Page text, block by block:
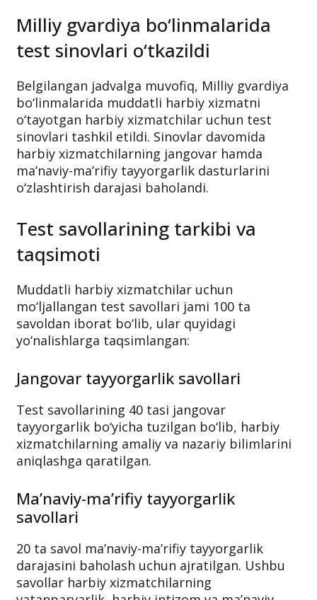
Milliy gvardiya bo‘linmalarida
test sinovlari o‘tkazildi
Belgilangan jadvalga muvofiq, Milliy gvardiya
bo‘linmalarida muddatli harbiy xizmatni
o‘tayotgan harbiy xizmatchilar uchun test
sinovlari tashkil etildi. Sinovlar davomida
harbiy xizmatchilarning jangovar hamda
ma’naviy-ma’rifiy tayyorgarlik dasturlarini
o‘zlashtirish darajasi baholandi.
Test savollarining tarkibi va
taqsimoti
Muddatli harbiy xizmatchilar uchun
mo‘ljallangan test savollari jami 100 ta
savoldan iborat bo‘lib, ular quyidagi
yo‘nalishlarga taqsimlangan:
Jangovar tayyorgarlik savollari
Test savollarining 40 tasi jangovar
tayyorgarlik bo‘yicha tuzilgan bo‘lib, harbiy
xizmatchilarning amaliy va nazariy bilimlarini
aniqlashga qaratilgan.
Ma’naviy-ma’rifiy tayyorgarlik
savollari
20 ta savol ma’naviy-ma’rifiy tayyorgarlik
darajasini baholash uchun ajratilgan. Ushbu
savollar harbiy xizmatchilarning